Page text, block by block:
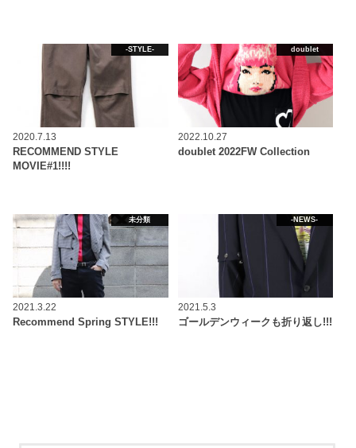
-STYLE-
2020.7.13
RECOMMEND STYLE
MOVIE#1!!!!
doublet
2022.10.27
doublet 2022FW Collection
未分類
2021.3.22
Recommend Spring STYLE!!!
-NEWS-
2021.5.3
ゴールデンウィークも折り返し!!!